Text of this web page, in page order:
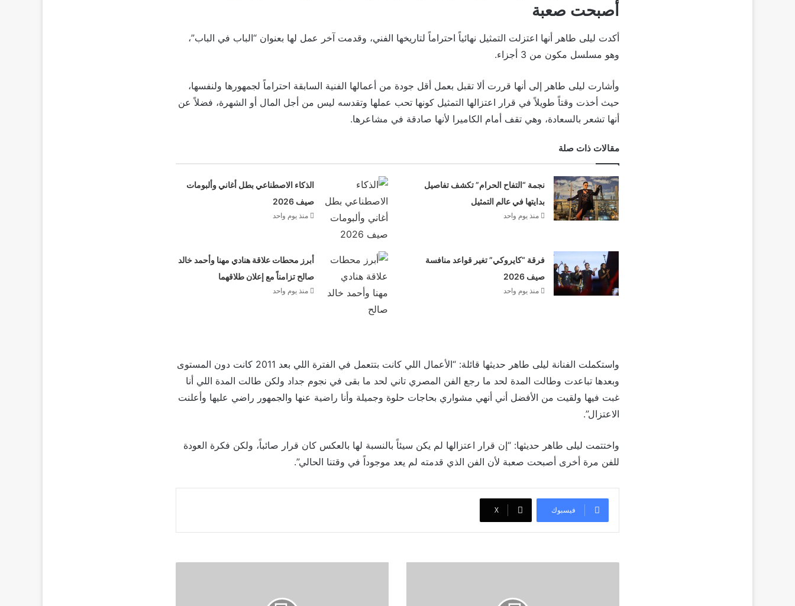
أصبحت صعبة
أكدت ليلى طاهر أنها اعتزلت التمثيل نهائياً احتراماً لتاريخها الفني، وقدمت آخر عمل لها بعنوان “الباب في الباب”،
وهو مسلسل مكون من 3 أجزاء.
وأشارت ليلى طاهر إلى أنها قررت ألا تقبل بعمل أقل جودة من أعمالها الفنية السابقة احتراماً لجمهورها ولنفسها،
حيث أخذت وقتاً طويلاً في قرار اعتزالها التمثيل كونها تحب عملها وتقدسه ليس من أجل المال أو الشهرة، فضلاً عن
أنها تشعر بالسعادة، وهي تقف أمام الكاميرا لأنها صادقة في مشاعرها.
مقالات ذات صلة
نجمة “التفاح الحرام” تكشف تفاصيل
بدايتها في عالم التمثيل
منذ يوم واحد
الذكاء الاصطناعي بطل أغاني وألبومات
صيف 2026
منذ يوم واحد
فرقة “كايروكي” تغير قواعد منافسة
صيف 2026
منذ يوم واحد
أبرز محطات علاقة هنادي مهنا وأحمد خالد
صالح تزامناً مع إعلان طلاقهما
منذ يوم واحد
واستكملت الفنانة ليلى طاهر حديثها قائلة: “الأعمال اللي كانت بتتعمل في الفترة اللي بعد 2011 كانت دون المستوى
وبعدها تباعدت وطالت المدة لحد ما رجع الفن المصري تاني لحد ما بقى في نجوم جداد ولكن طالت المدة اللي أنا
غبت فيها ولقيت من الأفضل أني أنهي مشواري بحاجات حلوة وجميلة وأنا راضية عنها والجمهور راضي عليها وأعلنت
الاعتزال”.
واختتمت ليلى طاهر حديثها: “إن قرار اعتزالها لم يكن سيئاً بالنسبة لها بالعكس كان قرار صائباً، ولكن فكرة العودة
للفن مرة أخرى أصبحت صعبة لأن الفن الذي قدمته لم يعد موجوداً في وقتنا الحالي”.
فيسبوك ‫X